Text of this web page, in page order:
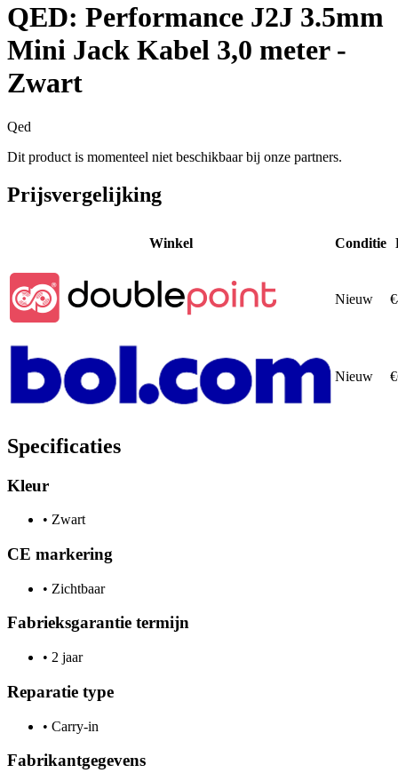
QED: Performance J2J 3.5mm
Mini Jack Kabel 3,0 meter -
Zwart
Qed
Dit product is momenteel niet beschikbaar bij onze partners.
Prijsvergelijking
Winkel Conditie
Nieuw
Nieuw
Specificaties
Kleur
• Zwart
CE markering
• Zichtbaar
Fabrieksgarantie termijn
• 2 jaar
Reparatie type
• Carry-in
Fabrikantgegevens